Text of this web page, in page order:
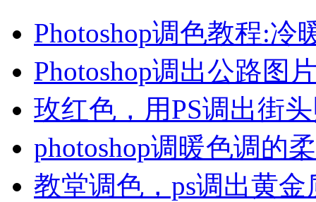
Photoshop调色教程:冷
Photoshop调出公路图
玫红色，用PS调出街
photoshop调暖色调的
教堂调色，ps调出黄